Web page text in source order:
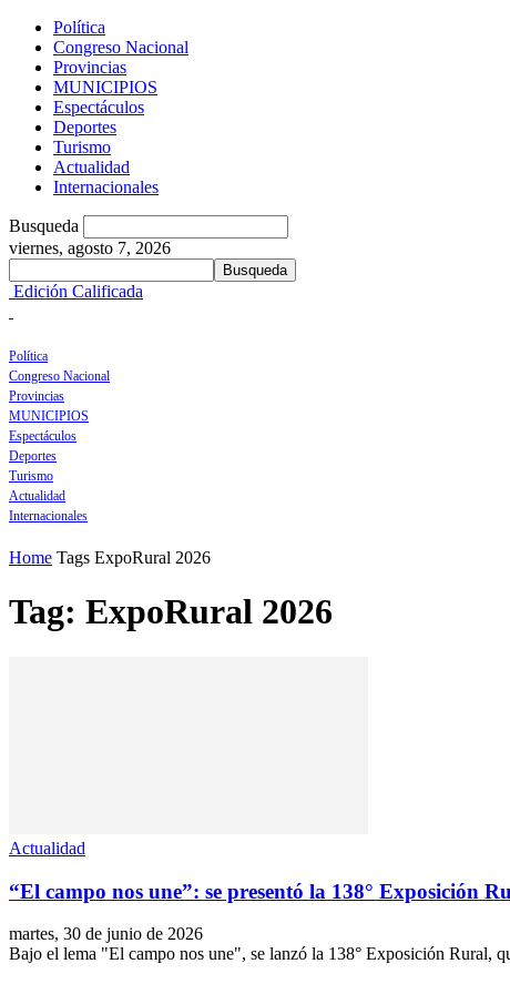
Política
Congreso Nacional
Provincias
MUNICIPIOS
Espectáculos
Deportes
Turismo
Actualidad
Internacionales
Busqueda
viernes, agosto 7, 2026
Edición Calificada
Política
Congreso Nacional
Provincias
MUNICIPIOS
Espectáculos
Deportes
Turismo
Actualidad
Internacionales
Home Tags ExpoRural 2026
Tag: ExpoRural 2026
Actualidad
“El campo nos une”: se presentó la 138° Exposición
martes, 30 de junio de 2026
Bajo el lema "El campo nos une", se lanzó la 138° Exposición Rural,